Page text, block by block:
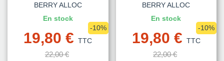
BERRY ALLOC
En stock
19,80 € TTC
22,00 €
-10%
BERRY ALLOC
En stock
19,80 € TTC
22,00 €
-10%